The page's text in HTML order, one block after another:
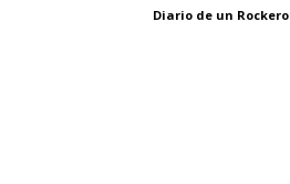
Diario de un Rockero